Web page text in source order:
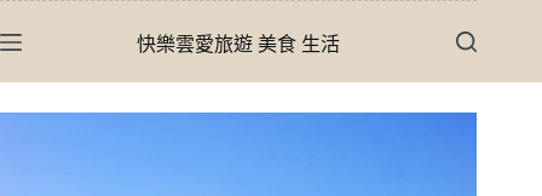
至
快樂雲愛旅遊 美食 生活